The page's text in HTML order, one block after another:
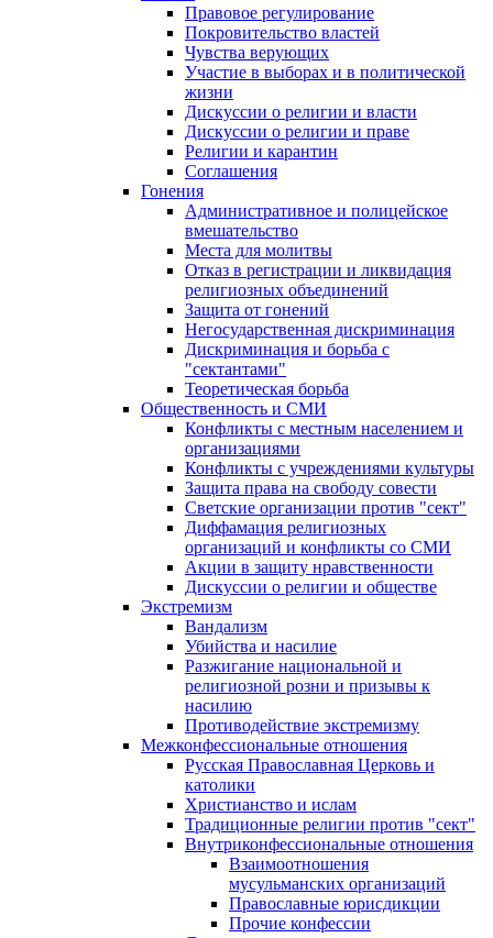
Правовое регулирование
Покровительство властей
Чувства верующих
Участие в выборах и в политической
жизни
Дискуссии о религии и власти
Дискуссии о религии и праве
Религии и карантин
Соглашения
Гонения
Административное и полицейское
вмешательство
Места для молитвы
Отказ в регистрации и ликвидация
религиозных объединений
Защита от гонений
Негосударственная дискриминация
Дискриминация и борьба с
"сектантами"
Теоретическая борьба
Общественность и СМИ
Конфликты с местным населением и
организациями
Конфликты с учреждениями культуры
Защита права на свободу совести
Светские организации против "сект"
Диффамация религиозных
организаций и конфликты со СМИ
Акции в защиту нравственности
Дискуссии о религии и обществе
Экстремизм
Вандализм
Убийства и насилие
Разжигание национальной и
религиозной розни и призывы к
насилию
Противодействие экстремизму
Межконфессиональные отношения
Русская Православная Церковь и
католики
Христианство и ислам
Традиционные религии против "сект"
Внутриконфессиональные отношения
Взаимоотношения
мусульманских организаций
Православные юрисдикции
Прочие конфессии